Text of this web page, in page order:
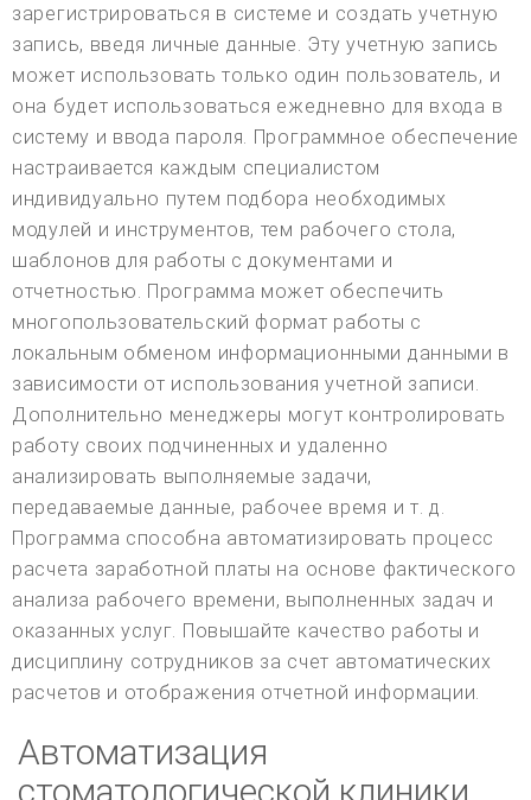
зарегистрироваться в системе и создать учетную
запись, введя личные данные. Эту учетную запись
может использовать только один пользователь, и
она будет использоваться ежедневно для входа в
систему и ввода пароля. Программное обеспечение
настраивается каждым специалистом
индивидуально путем подбора необходимых
модулей и инструментов, тем рабочего стола,
шаблонов для работы с документами и
отчетностью. Программа может обеспечить
многопользовательский формат работы с
локальным обменом информационными данными в
зависимости от использования учетной записи.
Дополнительно менеджеры могут контролировать
работу своих подчиненных и удаленно
анализировать выполняемые задачи,
передаваемые данные, рабочее время и т. д.
Программа способна автоматизировать процесс
расчета заработной платы на основе фактического
анализа рабочего времени, выполненных задач и
оказанных услуг. Повышайте качество работы и
дисциплину сотрудников за счет автоматических
расчетов и отображения отчетной информации.
Автоматизация
стоматологической клиники